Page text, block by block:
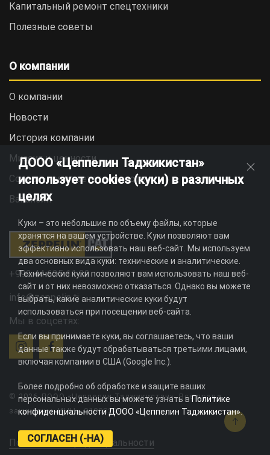
Капитальный ремонт спецтехники
Полезные советы
О компании
О компании
Новости
История компании
Миссия и ценности
Социальная ответственность
Вакансии
+992 44 625 11 22
info@zeppelin.tj
Мы в соцсетях:
© 2026 ДООО «Цеппелин Таджикистан». Все права
защищены. ИНН - 010082996
Политика конфиденциальности
ДООО «Цеппелин Таджикистан»
использует cookies (куки) в различных
целях
Куки – это небольшие по объему файлы, которые
хранятся на вашем устройстве. Куки позволяют вам
эффективно использовать наш веб-сайт. Мы используем
два основных вида куки: технические и аналитические.
Технические куки позволяют вам использовать наш веб-
сайт и от них невозможно отказаться. Однако вы можете
выбрать, какие аналитические куки будут
использоваться при посещении веб-сайта.
Если вы принимаете куки, вы соглашаетесь, что ваши
данные также будут обрабатываться третьими лицами,
включая компании в США (Google Inc.).
Более подробно об обработке и защите ваших
персональных данных вы можете узнать вПолитике
конфиденциальности ДООО «Цеппелин Таджикистан».
СОГЛАСЕН (-НА)